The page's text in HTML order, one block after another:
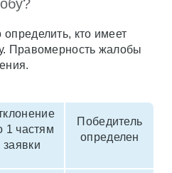
кто имеет
Правомерность жалобы
1 частям
заявки
Победитель
определен